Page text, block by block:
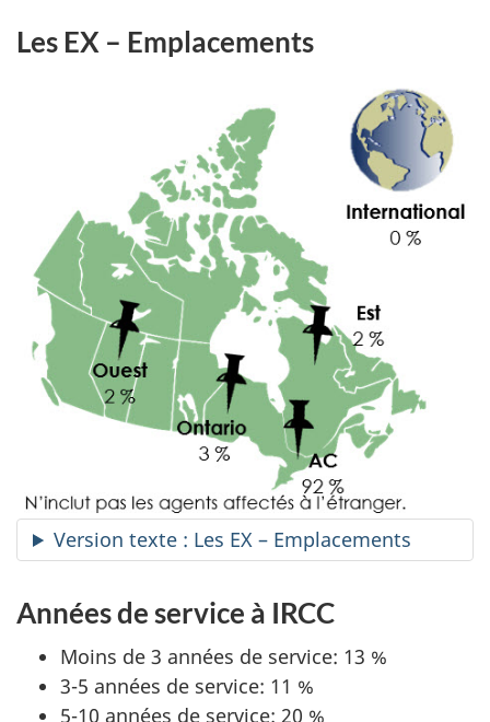
Les EX – Emplacements
Version texte : Les EX – Emplacements
Années de service à IRCC
Moins de 3 années de service: 13 %
3-5 années de service: 11 %
5-10 années de service: 20 %